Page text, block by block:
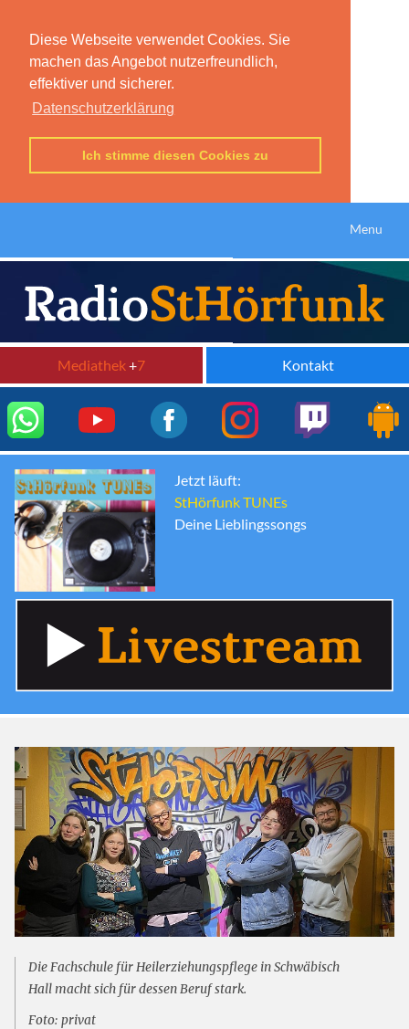
Diese Webseite verwendet Cookies. Sie
machen das Angebot nutzerfreundlich,
effektiver und sicherer.
Datenschutzerklärung
Ich stimme diesen Cookies zu
Menu
Mediathek+7 Kontakt
Jetzt läuft:
StHörfunk TUNEs
Deine Lieblingssongs
Die Fachschule für Heilerziehungspflege in Schwäbisch
Hall macht sich für dessen Beruf stark.
Foto: privat